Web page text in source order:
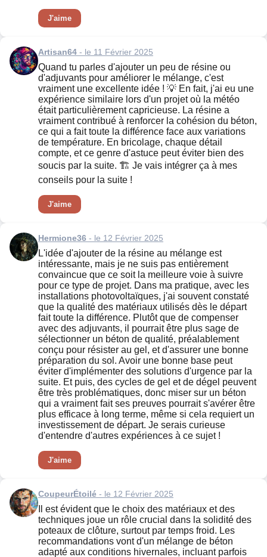
J'aime
Artisan64 - le 11 Février 2025
Quand tu parles d'ajouter un peu de résine ou
d'adjuvants pour améliorer le mélange, c'est
vraiment une excellente idée ! 💡 En fait, j'ai eu une
expérience similaire lors d'un projet où la météo
était particulièrement capricieuse. La résine a
vraiment contribué à renforcer la cohésion du béton,
ce qui a fait toute la différence face aux variations
de température. En bricolage, chaque détail
compte, et ce genre d'astuce peut éviter bien des
soucis par la suite. 🏗️ Je vais intégrer ça à mes
conseils pour la suite !
J'aime
Hermione36 - le 12 Février 2025
L'idée d'ajouter de la résine au mélange est
intéressante, mais je ne suis pas entièrement
convaincue que ce soit la meilleure voie à suivre
pour ce type de projet. Dans ma pratique, avec les
installations photovoltaïques, j'ai souvent constaté
que la qualité des matériaux utilisés dès le départ
fait toute la différence. Plutôt que de compenser
avec des adjuvants, il pourrait être plus sage de
sélectionner un béton de qualité, préalablement
conçu pour résister au gel, et d'assurer une bonne
préparation du sol. Avoir une bonne base peut
éviter d'implémenter des solutions d'urgence par la
suite. Et puis, des cycles de gel et de dégel peuvent
être très problématiques, donc miser sur un béton
qui a vraiment fait ses preuves pourrait s'avérer être
plus efficace à long terme, même si cela requiert un
investissement de départ. Je serais curieuse
d'entendre d'autres expériences à ce sujet !
J'aime
CoupeurÉtoilé - le 12 Février 2025
Il est évident que le choix des matériaux et des
techniques joue un rôle crucial dans la solidité des
poteaux de clôture, surtout par temps froid. Les
recommandations vont d'un mélange de béton
adapté aux conditions hivernales, incluant parfois